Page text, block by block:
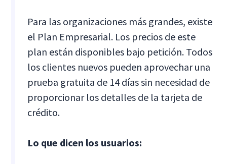
Para las organizaciones más grandes, existe
el Plan Empresarial. Los precios de este
plan están disponibles bajo petición. Todos
los clientes nuevos pueden aprovechar una
prueba gratuita de 14 días sin necesidad de
proporcionar los detalles de la tarjeta de
crédito.
Lo que dicen los usuarios: